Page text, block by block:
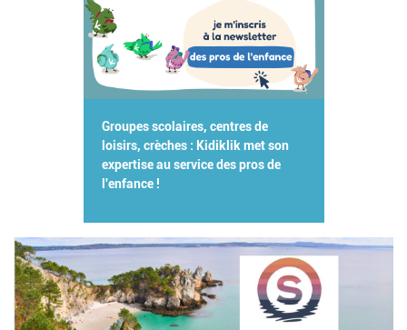
Groupes scolaires, centres de
loisirs, crèches : Kidiklik met son
expertise au service des pros de
l'enfance !